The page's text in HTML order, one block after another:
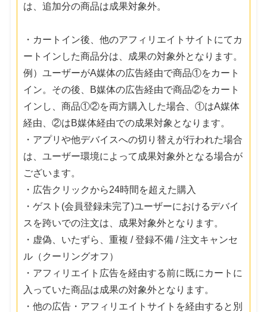
は、追加分の商品は成果対象外。
・カートイン後、他のアフィリエイトサイトにてカ
ートインした商品分は、成果の対象外となります。
例）ユーザーがA媒体の広告経由で商品①をカート
イン。その後、B媒体の広告経由で商品②をカート
インし、商品①②を両方購入した場合、①はA媒体
経由、②はB媒体経由での成果対象となります。
・アプリや他デバイスへの切り替えが行われた場合
は、ユーザー環境によって成果対象外となる場合が
ございます。
・広告クリックから24時間を超えた購入
・ゲスト(会員登録未完了)ユーザーにおけるデバイ
スを跨いでの注文は、成果対象外となります。
・虚偽、いたずら、重複 / 登録不備 / 注文キャンセ
ル（クーリングオフ）
・アフィリエイト広告を経由する前に既にカートに
入っていた商品は成果の対象外となります。
・他の広告・アフィリエイトサイトを経由すると別